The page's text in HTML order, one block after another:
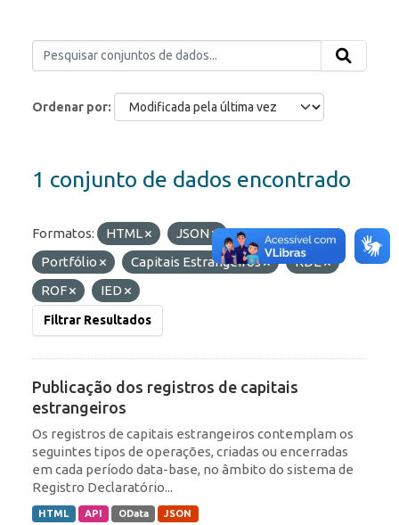
Ordenar por
1 conjunto de dados encontrado
Formatos: HTML JSON
Etiquetas:
Portfólio
Capitais Estrangeiros
RDE
ROF
IED
Filtrar Resultados
Publicação dos registros de capitais
estrangeiros
Os registros de capitais estrangeiros contemplam os
seguintes tipos de operações, criadas ou encerradas
em cada período data-base, no âmbito do sistema de
Registro Declaratório...
HTML API OData JSON